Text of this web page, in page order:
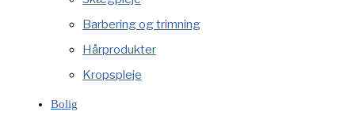
Barbering og trimning
Hårprodukter
Kropspleje
Bolig